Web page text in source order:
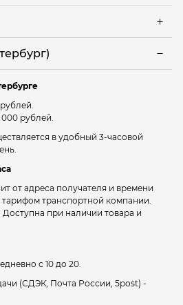
000 рублей.
в удобный 3-часовой
от адреса получателя и времени
тарифом транспортной компании.
Доступна при наличии товара и
с 10 до 20.
(СДЭК, Почта России, 5post) -